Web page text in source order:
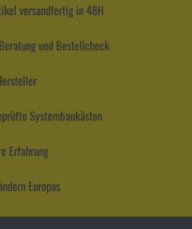
versandfertig in 48H
und Bestellcheck
Systembaukästen
Erfahrung
Europas